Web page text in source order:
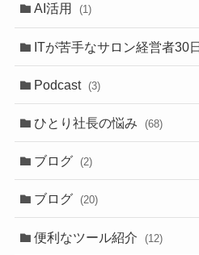
AI活用 (1)
ITが苦手なサロン経営者30
Podcast (3)
ひとり社長の悩み (68)
ブログ (2)
ブログ (20)
便利なツール紹介 (12)